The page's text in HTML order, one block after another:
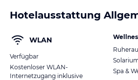
Hotelausstattung
WLAN
Verfügbar
Kostenloser WLAN-
Internetzugang inklusive
Spa &